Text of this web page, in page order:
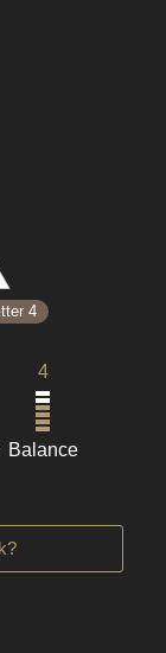
Bitter 4
4
Balance